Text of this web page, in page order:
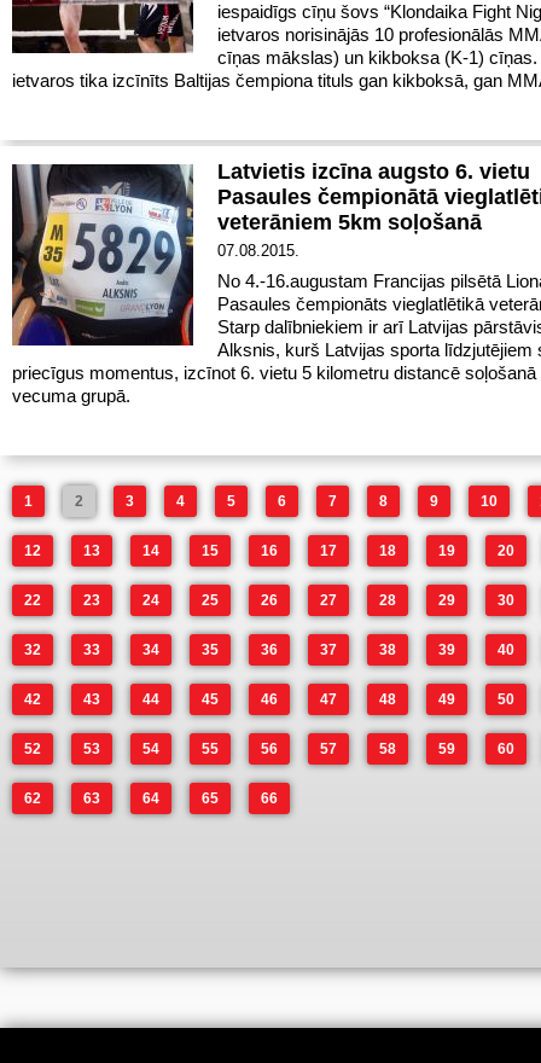
iespaidīgs cīņu šovs “Klondaika Fight
ietvaros norisinājās 10 profesionālās
cīņas mākslas) un kikboksa (K-1)
ietvaros tika izcīnīts Baltijas čempiona tituls gan kikboksā, gan
Latvietis izcīna augsto 6. vietu
Pasaules čempionātā
veterāniem 5km soļošanā
07.08.2015.
No 4.-16.augustam Francijas pilsētā
Pasaules čempionāts vieglatlētikā
Starp dalībniekiem ir arī Latvijas
Alksnis, kurš Latvijas sporta līdzjutējiem
priecīgus momentus, izcīnot 6. vietu 5 kilometru distancē soļošanā
vecuma grupā.
1 2 3 4 5 6 7 8 9 10
12 13 14 15 16 17 18 19 20
22 23 24 25 26 27 28 29 30
32 33 34 35 36 37 38 39 40
42 43 44 45 46 47 48 49 50
52 53 54 55 56 57 58 59 60
62 63 64 65 66